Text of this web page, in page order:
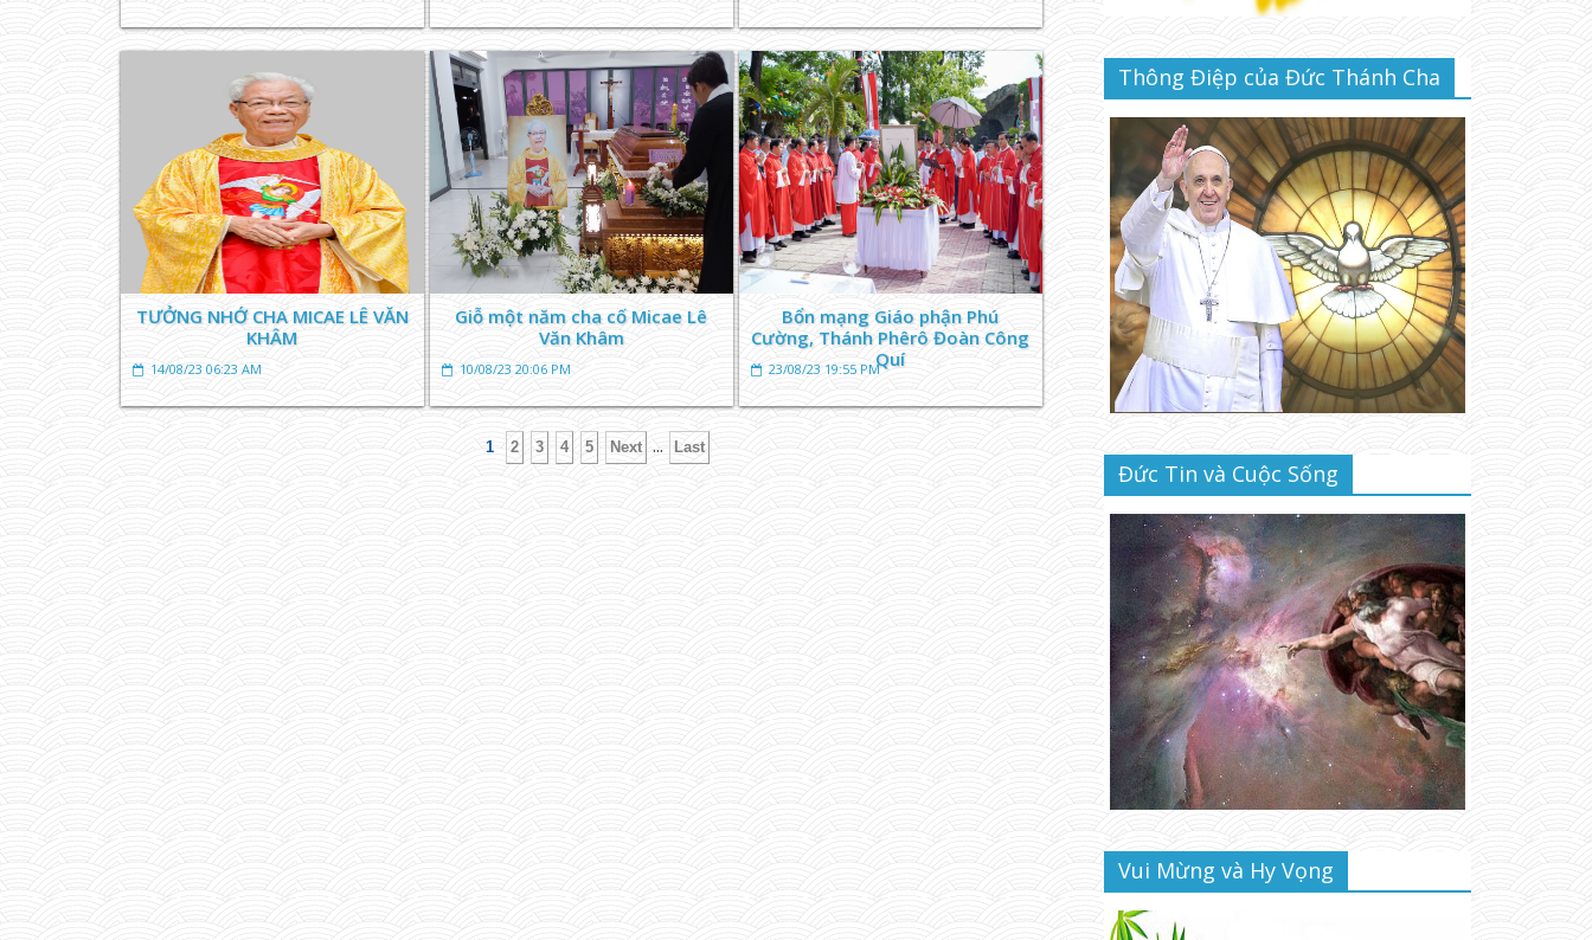
TƯỞNG NHỚ CHA MICAE LÊ VĂN
KHÂM
14/08/23 06:23 AM
Giỗ một năm cha cố Micae Lê
Văn Khâm
10/08/23 20:06 PM
Bổn mạng Giáo phận Phú
Cường, Thánh Phêrô Đoàn Công
Quí
23/08/23 19:55 PM
1 2 3 4 5 Next ... Last
Thông Điệp của Đức Thánh Cha
Đức Tin và Cuộc Sống
Vui Mừng và Hy Vọng